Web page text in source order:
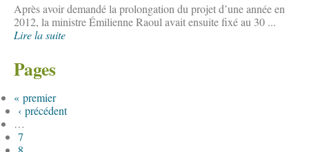
Après avoir demandé la prolongation du projet d’une année en
2012, la ministre Émilienne Raoul avait ensuite fixé au 30 ...
Lire la suite
Pages
« premier
‹ précédent
…
7